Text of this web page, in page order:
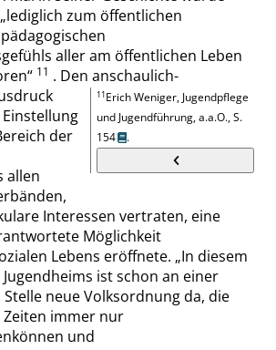
„lediglich zum öffentlichen
aller am öffentlichen Leben
“ 11
11Erich Weniger, Jugendpflege
und Jugendführung, a.a.O.,S.
154
.
. Den anschaulich-
der
allen
Interessen vertraten, eine
Möglichkeit
Lebens eröffnete. „In diesem
ist schon an einer
neue Volksordnung da, die
immer nur
und